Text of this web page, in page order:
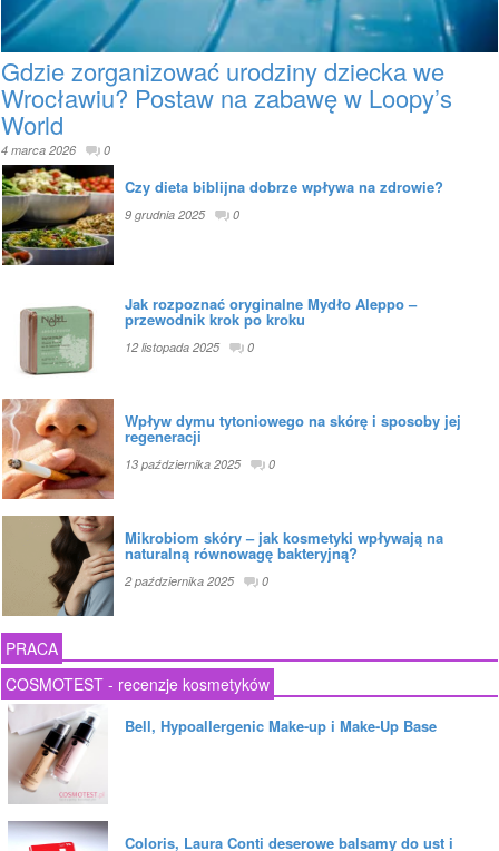
Gdzie zorganizować urodziny dziecka we
Wrocławiu? Postaw na zabawę w Loopy’s
World
4 marca 2026 0
Czy dieta biblijna dobrze wpływa na zdrowie?
9 grudnia 2025 0
Jak rozpoznać oryginalne Mydło Aleppo –
przewodnik krok po kroku
12 listopada 2025 0
Wpływ dymu tytoniowego na skórę i sposoby jej
regeneracji
13 października 2025 0
Mikrobiom skóry – jak kosmetyki wpływają na
naturalną równowagę bakteryjną?
2 października 2025 0
PRACA
COSMOTEST - recenzje kosmetyków
Bell, Hypoallergenic Make-up i Make-Up Base
Coloris, Laura Conti deserowe balsamy do ust i